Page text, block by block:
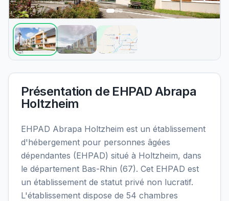
Présentation de EHPAD Abrapa
Holtzheim
EHPAD Abrapa Holtzheim est un établissement
d'hébergement pour personnes âgées
dépendantes (EHPAD) situé à Holtzheim, dans
le département Bas-Rhin (67). Cet EHPAD est
un établissement de statut privé non lucratif.
L'établissement dispose de 54 chambres